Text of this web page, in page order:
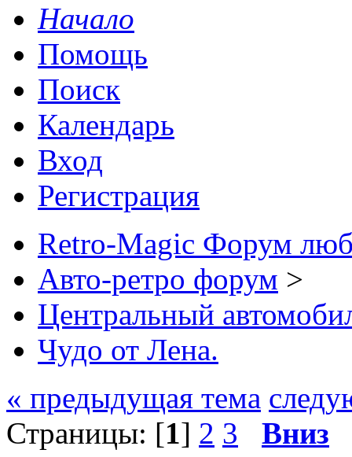
Начало
Помощь
Поиск
Календарь
Вход
Регистрация
Retro-Magic Форум
Авто-ретро форум >
Центральный
Чудо от Лена.
« предыдущая тема
Страницы: [1] 2 3
Вниз